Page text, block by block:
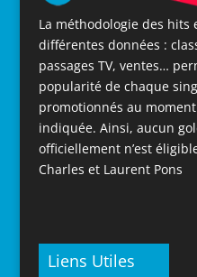
La méthodologie des hits
différentes données :
passages TV, ventes…
popularité de chaque
promotionnés au
indiquée. Ainsi, aucun
officiellement n’est
Charles et Laurent Pons
Liens Utiles